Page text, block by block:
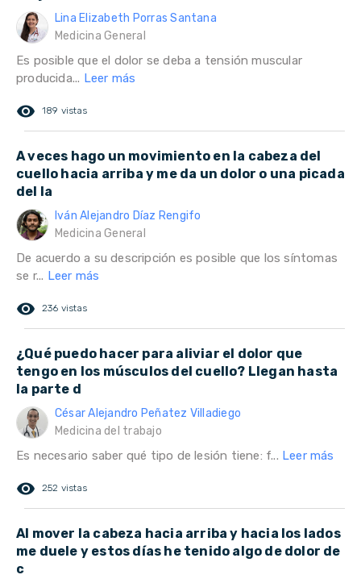
Lina Elizabeth Porras Santana
Medicina General
Es posible que el dolor se deba a tensión muscular
producida... Leer más
remove_red_eye 189 vistas
A veces hago un movimiento en la cabeza del
cuello hacia arriba y me da un dolor o una picada
del la
Iván Alejandro Díaz Rengifo
Medicina General
De acuerdo a su descripción es posible que los síntomas
se r... Leer más
remove_red_eye 236 vistas
¿Qué puedo hacer para aliviar el dolor que
tengo en los músculos del cuello? Llegan hasta
la parte d
César Alejandro Peñatez Villadiego
Medicina del trabajo
Es necesario saber qué tipo de lesión tiene: f... Leer más
remove_red_eye 252 vistas
Al mover la cabeza hacia arriba y hacia los lados
me duele y estos días he tenido algo de dolor de
c